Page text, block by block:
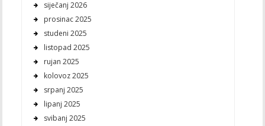
siječanj 2026
prosinac 2025
studeni 2025
listopad 2025
rujan 2025
kolovoz 2025
srpanj 2025
lipanj 2025
svibanj 2025